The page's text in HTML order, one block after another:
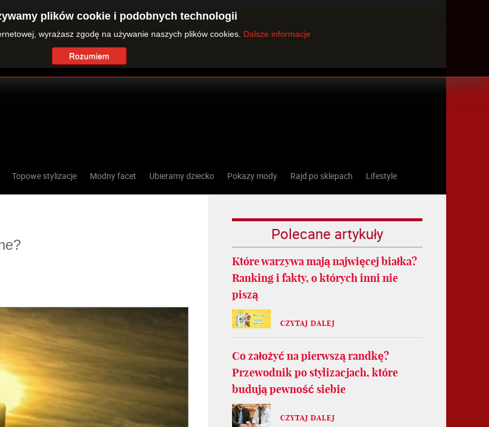
Topowe stylizacje Modny facet Ubieramy dziecko Pokazy mody Rajd po sklepach Lifestyle
Polecane artykuły
Które warzywa mają najwięcej białka?
Ranking i fakty, o których inni nie
piszą
CZYTAJ DALEJ
Co założyć na pierwszą randkę?
Przewodnik po stylizacjach, które
budują pewność siebie
CZYTAJ DALEJ
plików cookie i podobnych technologii
wyrażasz zgodę na używanie naszych plików cookies. Dalsze informacje
Rozumiem